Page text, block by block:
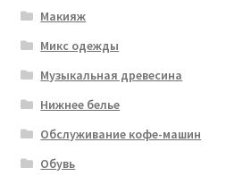
Макияж
Микс одежды
Музыкальная древесина
Нижнее белье
Обслуживание кофе-машин
Обувь